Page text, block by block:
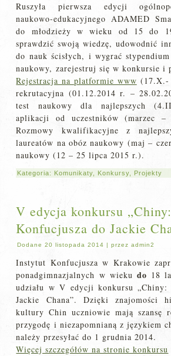
Ruszyła pierwsza edycji
naukowo-edukacyjnego ADAMED
do młodzieży w wieku od 15 do
sprawdzić swoją wiedzę, udowodnić
do nauk ścisłych, i wygrać
naukowy, zarejestruj się w konkursie i
Rejestracja na platformie www
rekrutacyjna (01.12.2014 r. –
test naukowy dla najlepszych
aplikacji od uczestników (marzec
Rozmowy kwalifikacyjne z
laureatów na obóz naukowy (maj –
naukowy (12 – 25 lipca 2015 r.).
Kategoria: Komunikaty Konkursy Projekty
V edycja konkursu
Konfucjusza do Jackie
Dodane 20 listopada 2014 |przez admin2
Instytut Konfucjusza w Krakowie
ponadgimnazjalnych w wieku do 18
udziału w V edycji konkursu
Jackie Chana”. Dzięki znajomości
kultury Chin uczniowie mają szansę
przygodę i niezapomnianą z językiem
należy przesyłać do 1 grudnia 2014.
Więcej szczegółów na stronie konkursu